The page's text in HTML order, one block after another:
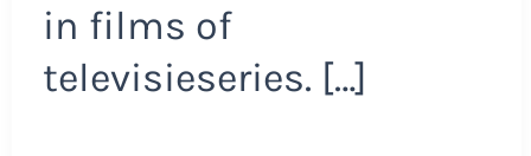
in films of
televisieseries. […]